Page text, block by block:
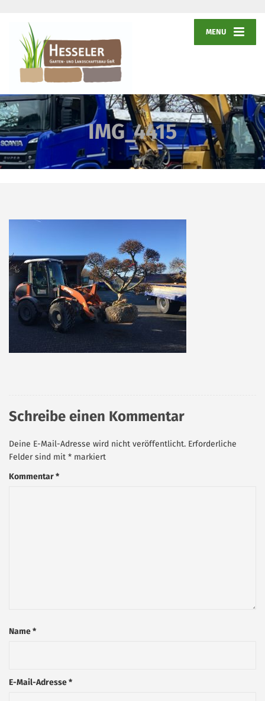
MENU
IMG_4415
Schreibe einen Kommentar
Deine E-Mail-Adresse wird nicht veröffentlicht. Erforderliche
Felder sind mit * markiert
Kommentar*
Name*
E-Mail-Adresse*